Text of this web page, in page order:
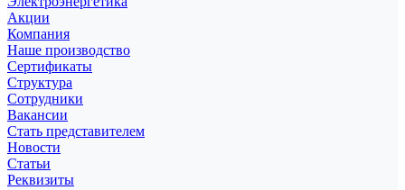
Акции
Компания
Наше производство
Сертификаты
Структура
Сотрудники
Вакансии
Стать представителем
Новости
Статьи
Реквизиты